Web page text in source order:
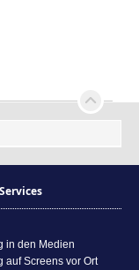
in den Medien
auf Screens vor Ort